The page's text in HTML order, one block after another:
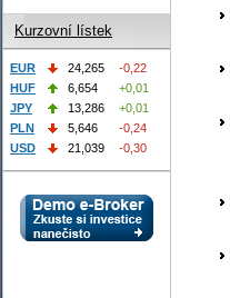
Kurzovní lístek
EUR 24,265
-0,22
HUF
6,654
+0,01
JPY
13,286
+0,01
PLN
5,646
-0,24
USD
21,039 -0,30